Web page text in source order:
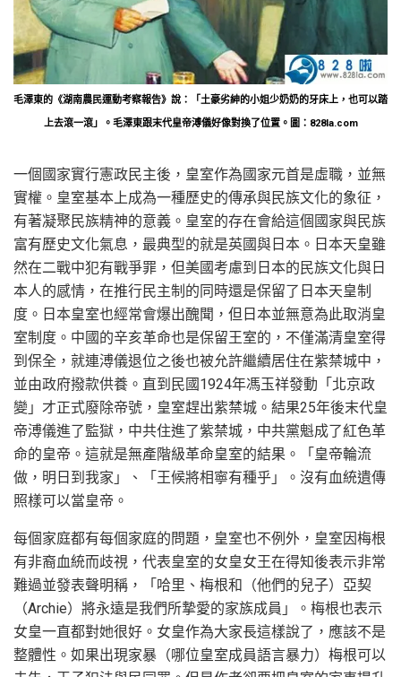
毛澤東的《湖南農民運動考察報告》說：「土豪劣紳的小姐少奶奶的牙床上，也可以踏
上去滾一滾」。毛澤東跟末代皇帝溥儀好像對換了位置。圖：828la.com
一個國家實行憲政民主後，皇室作為國家元首是虛職，並無
實權。皇室基本上成為一種歷史的傳承與民族文化的象征，
有著凝聚民族精神的意義。皇室的存在會給這個國家與民族
富有歷史文化氣息，最典型的就是英國與日本。日本天皇雖
然在二戰中犯有戰爭罪，但美國考慮到日本的民族文化與日
本人的感情，在推行民主制的同時還是保留了日本天皇制
度。日本皇室也經常會爆出醜聞，但日本並無意為此取消皇
室制度。中國的辛亥革命也是保留王室的，不僅滿清皇室得
到保全，就連溥儀退位之後也被允許繼續居住在紫禁城中，
並由政府撥款供養。直到民國1924年馮玉祥發動「北京政
變」才正式廢除帝號，皇室趕出紫禁城。結果25年後末代皇
帝溥儀進了監獄，中共住進了紫禁城，中共黨魁成了紅色革
命的皇帝。這就是無產階級革命皇室的結果。「皇帝輪流
做，明日到我家」、「王候將相寧有種乎」。沒有血統遺傳
照樣可以當皇帝。
每個家庭都有每個家庭的問題，皇室也不例外，皇室因梅根
有非裔血統而歧視，代表皇室的女皇女王在得知後表示非常
難過並發表聲明稱，「哈里、梅根和（他們的兒子）亞契
（Archie）將永遠是我們所摯愛的家族成員」。梅根也表示
女皇一直都對她很好。女皇作為大家長這樣說了，應該不是
整體性。如果出現家暴（哪位皇室成員語言暴力）梅根可以